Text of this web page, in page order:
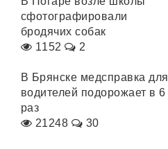
сфотографировали
бродячих собак
1152
2
В Брянске медсправка для
водителей подорожает в 6
раз
21248
30